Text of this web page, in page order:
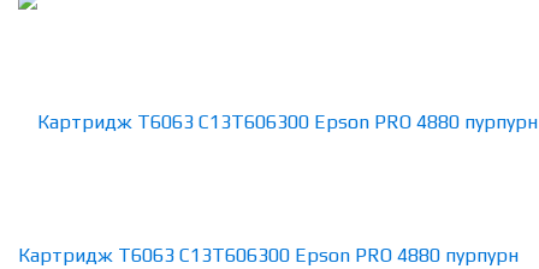
Картридж T6063 C13T606300 Epson PRO 4880 пурпурн